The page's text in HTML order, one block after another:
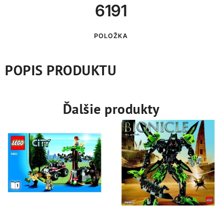
6191
POLOŽKA
POPIS PRODUKTU
Ďalšie produkty